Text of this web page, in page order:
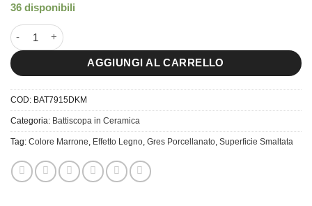
36 disponibili
7x91.5 Battiscopa Daikan Miele quantità
AGGIUNGI AL CARRELLO
COD: BAT7915DKM
Categoria: Battiscopa in Ceramica
Tag: Colore Marrone, Effetto Legno, Gres Porcellanato, Superficie Smaltata